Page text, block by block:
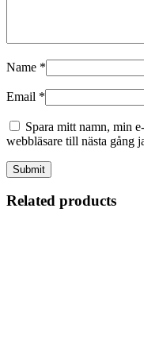
Name *
Email *
Spara mitt namn, min
webbläsare till nästa gång
Related products